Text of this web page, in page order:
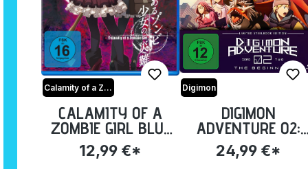
Calamity of a Zombie Girl
CALAMITY OF A
ZOMBIE GIRL BLU-
RAY
12,99 €*
Digimon
DIGIMON
ADVENTURE 02:
THE BEGINNING -
STEELBOOK
24,99 €*